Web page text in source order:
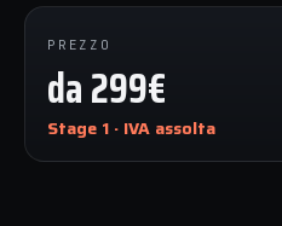
PREZZO
da 299€
Stage 1 · IVA assolta